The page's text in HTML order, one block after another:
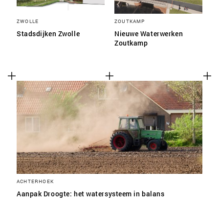
ZWOLLE
Stadsdijken Zwolle
ZOUTKAMP
Nieuwe Waterwerken
Zoutkamp
ACHTERHOEK
Aanpak Droogte: het watersysteem in balans